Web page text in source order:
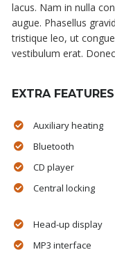
lacus. Nam in nulla
augue. Phasellus
tristique leo, ut
vestibulum erat.
EXTRA FEATURES
Auxiliary heating
Bluetooth
CD player
Central locking
Head-up display
MP3 interface